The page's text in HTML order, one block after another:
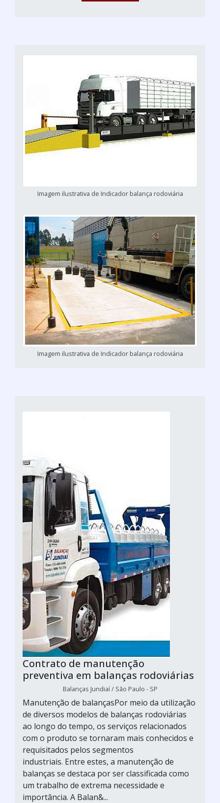
Imagem ilustrativa de Indicador balança rodoviária
Imagem ilustrativa de Indicador balança rodoviária
Contrato de manutenção
preventiva em balanças rodoviárias
Balanças Jundiaí / São Paulo - SP
Manutenção de balançasPor meio da utilização
de diversos modelos de balanças rodoviárias
ao longo do tempo, os serviços relacionados
com o produto se tornaram mais conhecidos e
requisitados pelos segmentos
industriais. Entre estes, a manutenção de
balanças se destaca por ser classificada como
um trabalho de extrema necessidade e
importância. A Balan&...